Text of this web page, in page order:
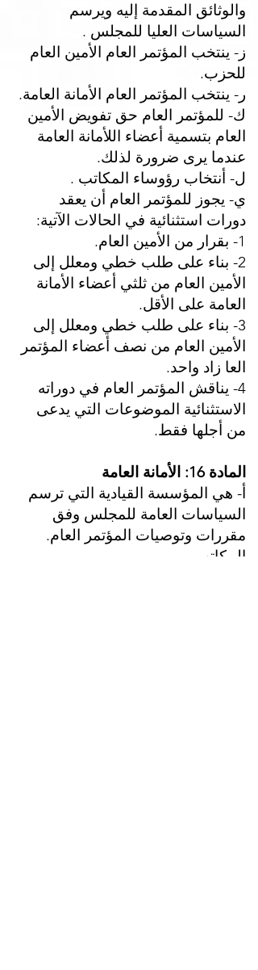
والوثائق المقدمة إليه ويرسم
السياسات العليا للمجلس .
ز- ينتخب المؤتمر العام الأمين العام
للحزب.
ر- ينتخب المؤتمر العام الأمانة العامة.
ك- للمؤتمر العام حق تفويض الأمين
العام بتسمية أعضاء اللأمانة العامة
عندما يرى ضرورة لذلك.
ل- أنتخاب رؤوساء المكاتب .
ي- يجوز للمؤتمر العام أن يعقد
دورات استثنائية في الحالات الآتية:
1- بقرار من الأمين العام.
2- بناء على طلب خطي ومعلل إلى
الأمين العام من ثلثي أعضاء الأمانة
العامة على الأقل.
3- بناء على طلب خطي ومعلل إلى
الأمين العام من نصف أعضاء المؤتمر
العا زاد واحد.
4- يناقش المؤتمر العام في دوراته
الاستثنائية الموضوعات التي يدعى
من أجلها فقط.
المادة 16: الأمانة العامة
أ- هي المؤسسة القيادية التي ترسم
السياسات العامة للمجلس وفق
مقررات وتوصيات المؤتمر العام.
المكاتب.